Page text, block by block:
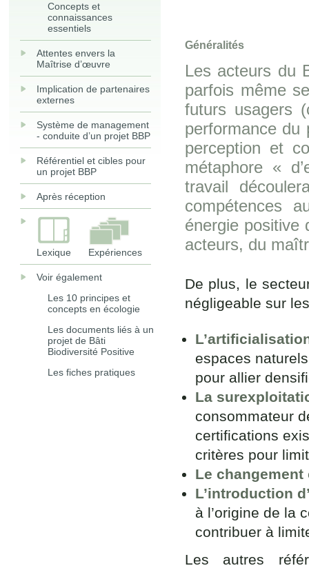
Concepts et
connaissances
essentiels
Attentes envers la
Maîtrise d’œuvre
Implication de partenaires
externes
Système de management
- conduite d’un projet BBP
Référentiel et cibles pour
un projet BBP
Après réception
Lexique Expériences
Voir également
Les 10 principes et
concepts en écologie
Les documents liés à un
projet de Bâti
Biodiversité Positive
Les fiches pratiques
Généralités
Les acteurs du
parfois même
futurs usagers
performance du
perception et
métaphore «
travail
compétences
énergie positive
acteurs, du
De plus, le
négligeable sur
espaces
pour allier
La
consommateur
certifications
critères pour
Le
L’introduction
à l’origine de la
contribuer à
Les autres